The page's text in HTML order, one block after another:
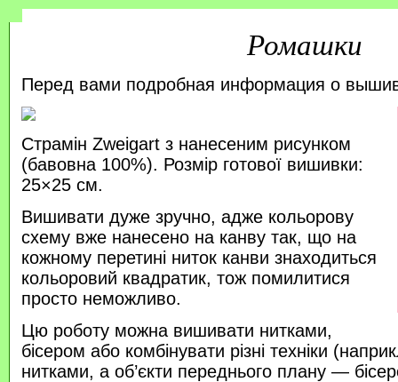
Ромашки
Перед вами подробная информация о
Страмін Zweigart з нанесеним рисунком
(бавовна 100%). Розмір готової вишивки:
25×25 см.
Вишивати дуже зручно, адже кольорову
схему вже нанесено на канву так, що на
кожному перетині ниток канви знаходиться
кольоровий квадратик, тож помилитися
просто неможливо.
Цю роботу можна вишивати нитками,
бісером або комбінувати різні техніки
нитками, а об’єкти переднього плану —